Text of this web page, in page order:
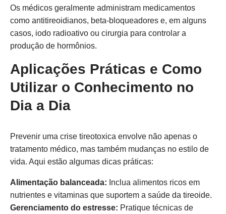
Os médicos geralmente administram medicamentos
como antitireoidianos, beta-bloqueadores e, em alguns
casos, iodo radioativo ou cirurgia para controlar a
produção de hormônios.
Aplicações Práticas e Como
Utilizar o Conhecimento no
Dia a Dia
Prevenir uma crise tireotoxica envolve não apenas o
tratamento médico, mas também mudanças no estilo de
vida. Aqui estão algumas dicas práticas:
Alimentação balanceada: Inclua alimentos ricos em
nutrientes e vitaminas que suportem a saúde da tireoide.
Gerenciamento do estresse: Pratique técnicas de